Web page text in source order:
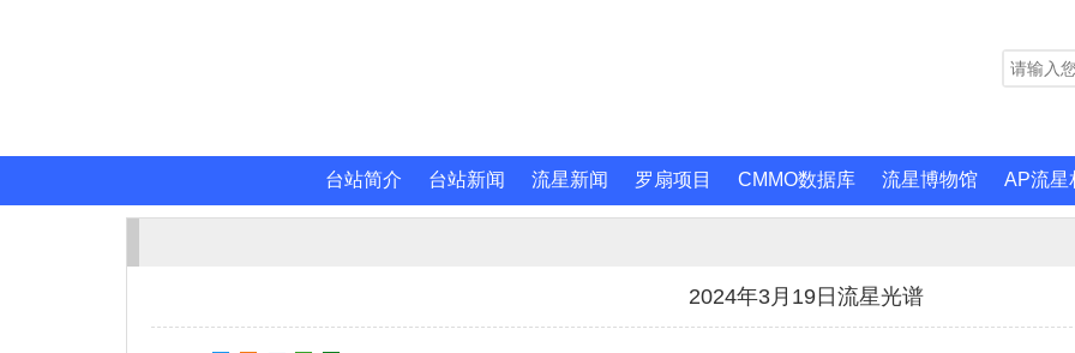
台站简介 台站新闻 流星新闻 罗扇项目 CMMO数据库 流星博物馆 AP流星
2024年3月19日流星光谱